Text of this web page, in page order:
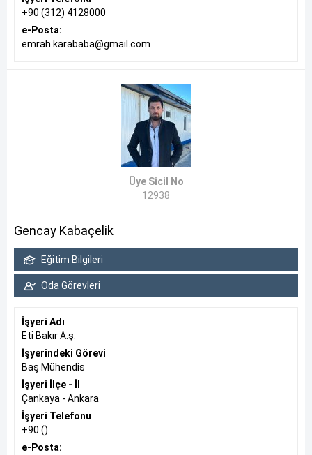
+90 (312) 4128000
e-Posta:
emrah.karababa@gmail.com
Üye Sicil No
12938
Gencay Kabaçelik
Eğitim Bilgileri
Oda Görevleri
İşyeri Adı
Eti Bakır A.ş.
İşyerindeki Görevi
Baş Mühendis
İşyeri İlçe - İl
Çankaya - Ankara
İşyeri Telefonu
+90 ()
e-Posta: